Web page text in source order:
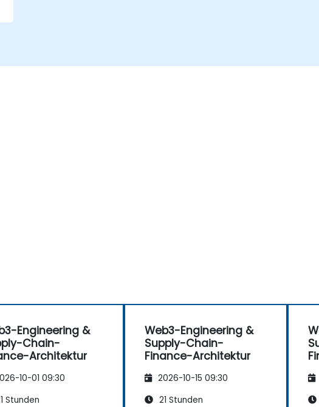
Engineering &
Chain-
Architektur
10-01 09:30
Stunden
Web3-Engineering &
Supply-Chain-
Finance-Architektur
2026-10-15 09:30
21 Stunden